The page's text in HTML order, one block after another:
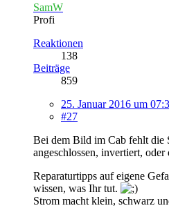
SamW
Profi
Reaktionen
138
Beiträge
859
25. Januar 2016 um
#27
Bei dem Bild im Cab fehlt die
angeschlossen, invertiert, oder
Reparaturtipps auf eigene
wissen, was Ihr tut.
Strom macht klein, schwarz